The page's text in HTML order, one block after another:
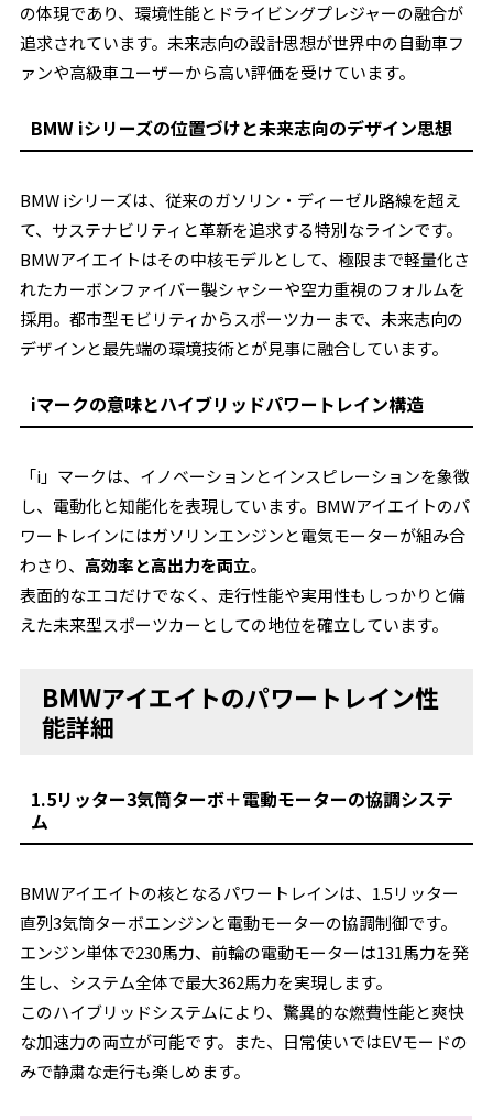
の体現であり、環境性能とドライビングプレジャーの融合が
追求されています。未来志向の設計思想が世界中の自動車フ
ァンや高級車ユーザーから高い評価を受けています。
BMW iシリーズの位置づけと未来志向のデザイン思想
BMW iシリーズは、従来のガソリン・ディーゼル路線を超え
て、サステナビリティと革新を追求する特別なラインです。
BMWアイエイトはその中核モデルとして、極限まで軽量化さ
れたカーボンファイバー製シャシーや空力重視のフォルムを
採用。都市型モビリティからスポーツカーまで、未来志向の
デザインと最先端の環境技術とが見事に融合しています。
iマークの意味とハイブリッドパワートレイン構造
「i」マークは、イノベーションとインスピレーションを象徴
し、電動化と知能化を表現しています。BMWアイエイトのパ
ワートレインにはガソリンエンジンと電気モーターが組み合
わさり、 高効率と高出力を両立。
表面的なエコだけでなく、走行性能や実用性もしっかりと備
えた未来型スポーツカーとしての地位を確立しています。
BMWアイエイトのパワートレイン性
能詳細
1.5リッター3気筒ターボ＋電動モーターの協調システ
ム
BMWアイエイトの核となるパワートレインは、1.5リッター
直列3気筒ターボエンジンと電動モーターの協調制御です。
エンジン単体で230馬力、前輪の電動モーターは131馬力を発
生し、システム全体で最大362馬力を実現します。
このハイブリッドシステムにより、驚異的な燃費性能と爽快
な加速力の両立が可能です。また、日常使いではEVモードの
みで静粛な走行も楽しめます。